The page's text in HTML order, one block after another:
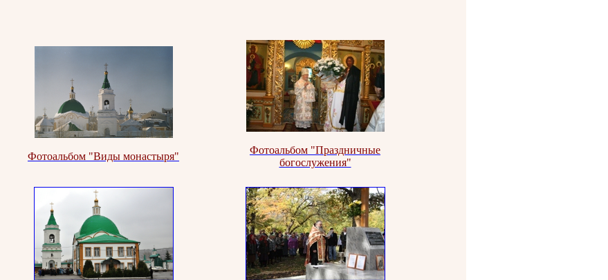
Фотоальбом "Виды монастыря"
Фотоальбом "Праздничные
богослужения"